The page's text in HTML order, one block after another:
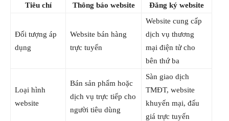
Tiêu chí Thông báo website Đăng ký website
Đối tượng áp
dụng
Website bán hàng
trực tuyến
Website cung cấp
dịch vụ thương
mại điện tử cho
bên thứ ba
Loại hình
website
Bán sản phẩm hoặc
dịch vụ trực tiếp cho
người tiêu dùng
Sàn giao dịch
TMĐT, website
khuyến mại, đấu
giá trực tuyến